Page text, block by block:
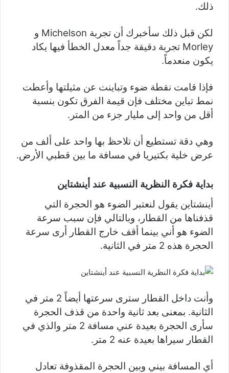
ذلك.
لكن قبل ذلك سأخبرك أن تجربة Michelson و
Morley تجربة دقيقة جداً معدل الخطأ فيها يكاد
يكون منعدماً.
فإذا قامت نقطة ضوء وتباينت عن مثيلتها وأعطت
نمط تباين مختلف فإن قيمة الفرق تكون بنسبة
أقل من واحد إلى مليار جزء من المتر.
وهي دقة تستطيع أن تلاحظ بها واحد على ألف من
عرض خلية بكتيريا في مسافة ما بين قطبي الأرض.
بداية فكرة النظرية النسبية عند أينشتاين
أينشتاين يقول لنعتبر الضوء هو الحجرة التي
قذفناها من القطار، وبالتالي فإن سبب سرعة
الضوء هو أني بينما أقف خارج القطار أرى سرعة
الحجرة هذه 2 متر في الثانية.
وأنت داخل القطار سترى سرعتها أيضاً 2 متر في
الثانية. بمعنى بعد ثانية واحدة من قذف الحجرة
سأرى الحجرة بعيدة عني مسافة 2 متر والذي في
القطار سيراها بعيدة عنه 2 متر.
أي المسافة بيني وبين الحجرة المقذوفة تعادل